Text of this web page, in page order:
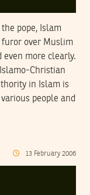
pope, Islam
over Muslim
even more clearly.
Christian
in Islam is
people and
13 February 2006